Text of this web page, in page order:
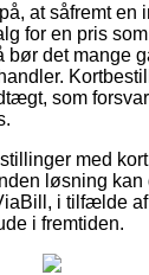
at såfremt en
for en pris
bør det mange
som
med
løsning kan
i tilfælde
i fremtiden.